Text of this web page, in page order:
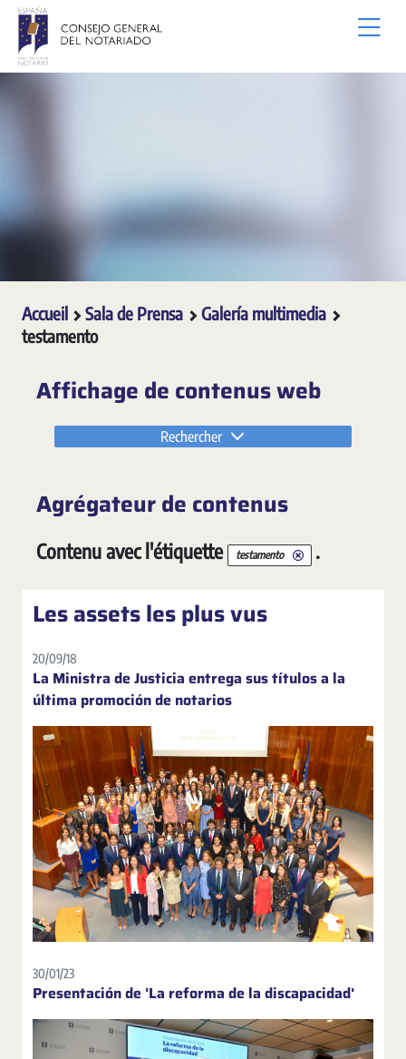
Saut au contenu principal
Accueil Sala de Prensa
Galería multimedia
testamento
Affichage de contenus web
Rechercher
Agrégateur de contenus
Contenu avec l'étiquette testamento .
Les assets les plus vus
20/09/18
La Ministra de Justicia entrega sus títulos a la
última promoción de notarios
30/01/23
Presentación de 'La reforma de la discapacidad'